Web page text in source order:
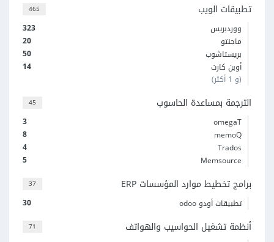
465 تطبيقات الويب
323
ووردبريس
20
ماجنتو
50
بريستاشوب
14
أوبن كارت
(و 1 أكثر)
45 الترجمة بمساعدة الحاسوب
3
omegaT
8
memoQ
4
Trados
5
Memsource
37 برامج تخطيط موارد المؤسسات ERP
30 تطبيقات أودو odoo
71 أنظمة تشغيل الحواسيب والهواتف